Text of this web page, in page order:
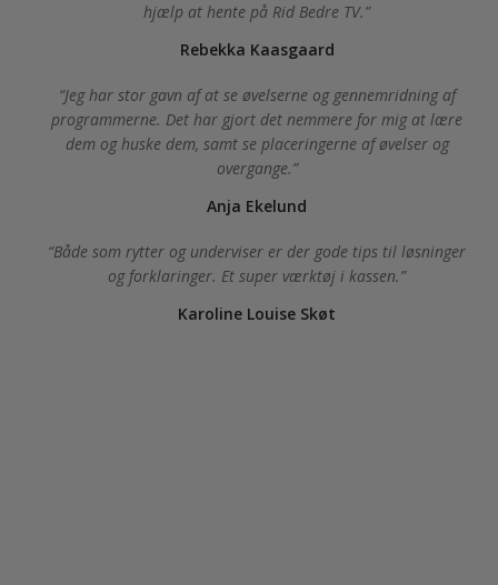
hjælp at hente på Rid Bedre TV.
Rebekka Kaasgaard
Jeg har stor gavn af at se øvelserne og gennemridning af
programmerne. Det har gjort det nemmere for mig at lære
dem og huske dem, samt se placeringerne af øvelser og
overgange.
Anja Ekelund
Både som rytter og underviser er der gode tips til løsninger
og forklaringer. Et super værktøj i kassen.
Karoline Louise Skøt